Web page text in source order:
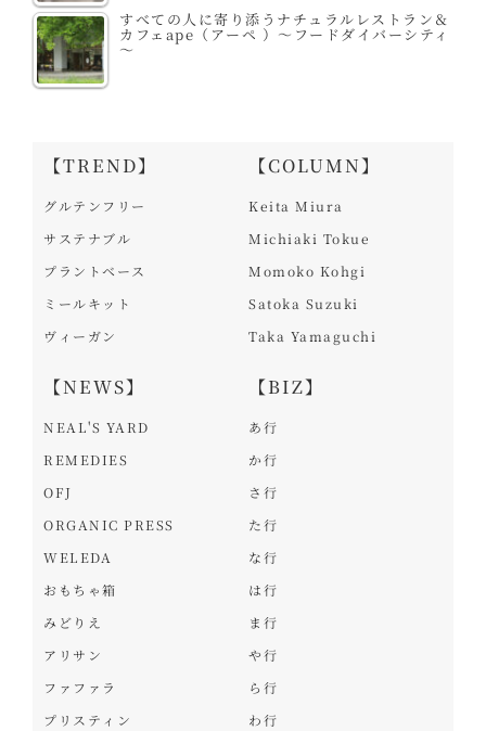
すべての人に寄り添うナチュラルレストラン＆
カフェape（アーペ ）～フードダイバーシティ
～
【TREND】
グルテンフリー
サステナブル
プラントベース
ミールキット
ヴィーガン
【NEWS】
NEAL'S YARD
REMEDIES
OFJ
ORGANIC PRESS
WELEDA
おもちゃ箱
みどりえ
アリサン
ファファラ
プリスティン
【COLUMN】
Keita Miura
Michiaki Tokue
Momoko Kohgi
Satoka Suzuki
Taka Yamaguchi
【BIZ】
あ行
か行
さ行
た行
な行
は行
ま行
や行
ら行
わ行